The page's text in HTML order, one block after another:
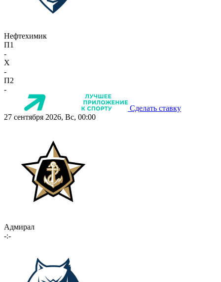
Нефтехимик
П1
-
X
-
П2
-
Сделать ставку
27 сентября 2026, Вс, 00:00
Адмирал
-:-